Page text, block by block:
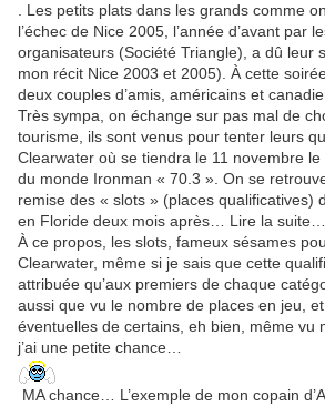
. Les petits plats dans les grands comme
l’échec de Nice 2005, l’année d’avant par
organisateurs (Société Triangle), a dû leur
mon récit Nice 2003 et 2005). À cette
deux couples d’amis, américains et
Très sympa, on échange sur pas mal de
tourisme, ils sont venus pour tenter leurs
Clearwater où se tiendra le 11 novembre
du monde Ironman « 70.3 ». On se
remise des « slots » (places qualificatives)
en Floride deux mois après… Lire la suite…
À ce propos, les slots, fameux sésames
Clearwater, même si je sais que cette
attribuée qu’aux premiers de chaque
aussi que vu le nombre de places en jeu,
éventuelles de certains, eh bien, même vu
j’ai une petite chance…
MA chance… L’exemple de mon copain